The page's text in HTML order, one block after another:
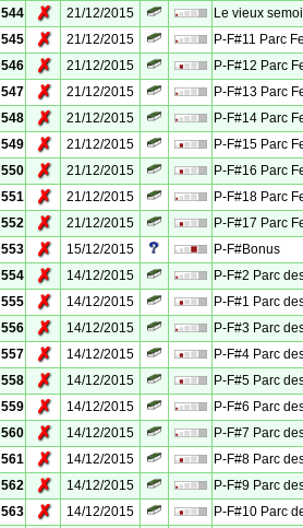
544
✗ 21/12/2015
Le vieux
545
✗ 21/12/2015
P-F#11 Parc
546
✗ 21/12/2015
P-F#12 Parc
547
✗ 21/12/2015
P-F#13 Parc
548
✗ 21/12/2015
P-F#14 Parc
549
✗ 21/12/2015
P-F#15 Parc
550
✗ 21/12/2015
P-F#16 Parc
551
✗ 21/12/2015
P-F#18 Parc
552
✗ 21/12/2015
P-F#17 Parc
553
✗ 15/12/2015
P-F#Bonus
554
✗ 14/12/2015
P-F#2 Parc
555
✗ 14/12/2015
P-F#1 Parc
556
✗ 14/12/2015
P-F#3 Parc
557
✗ 14/12/2015
P-F#4 Parc
558
✗ 14/12/2015
P-F#5 Parc
559
✗ 14/12/2015
P-F#6 Parc
560
✗ 14/12/2015
P-F#7 Parc
561
✗ 14/12/2015
P-F#8 Parc
562
✗ 14/12/2015
P-F#9 Parc
563
✗ 14/12/2015
P-F#10 Parc